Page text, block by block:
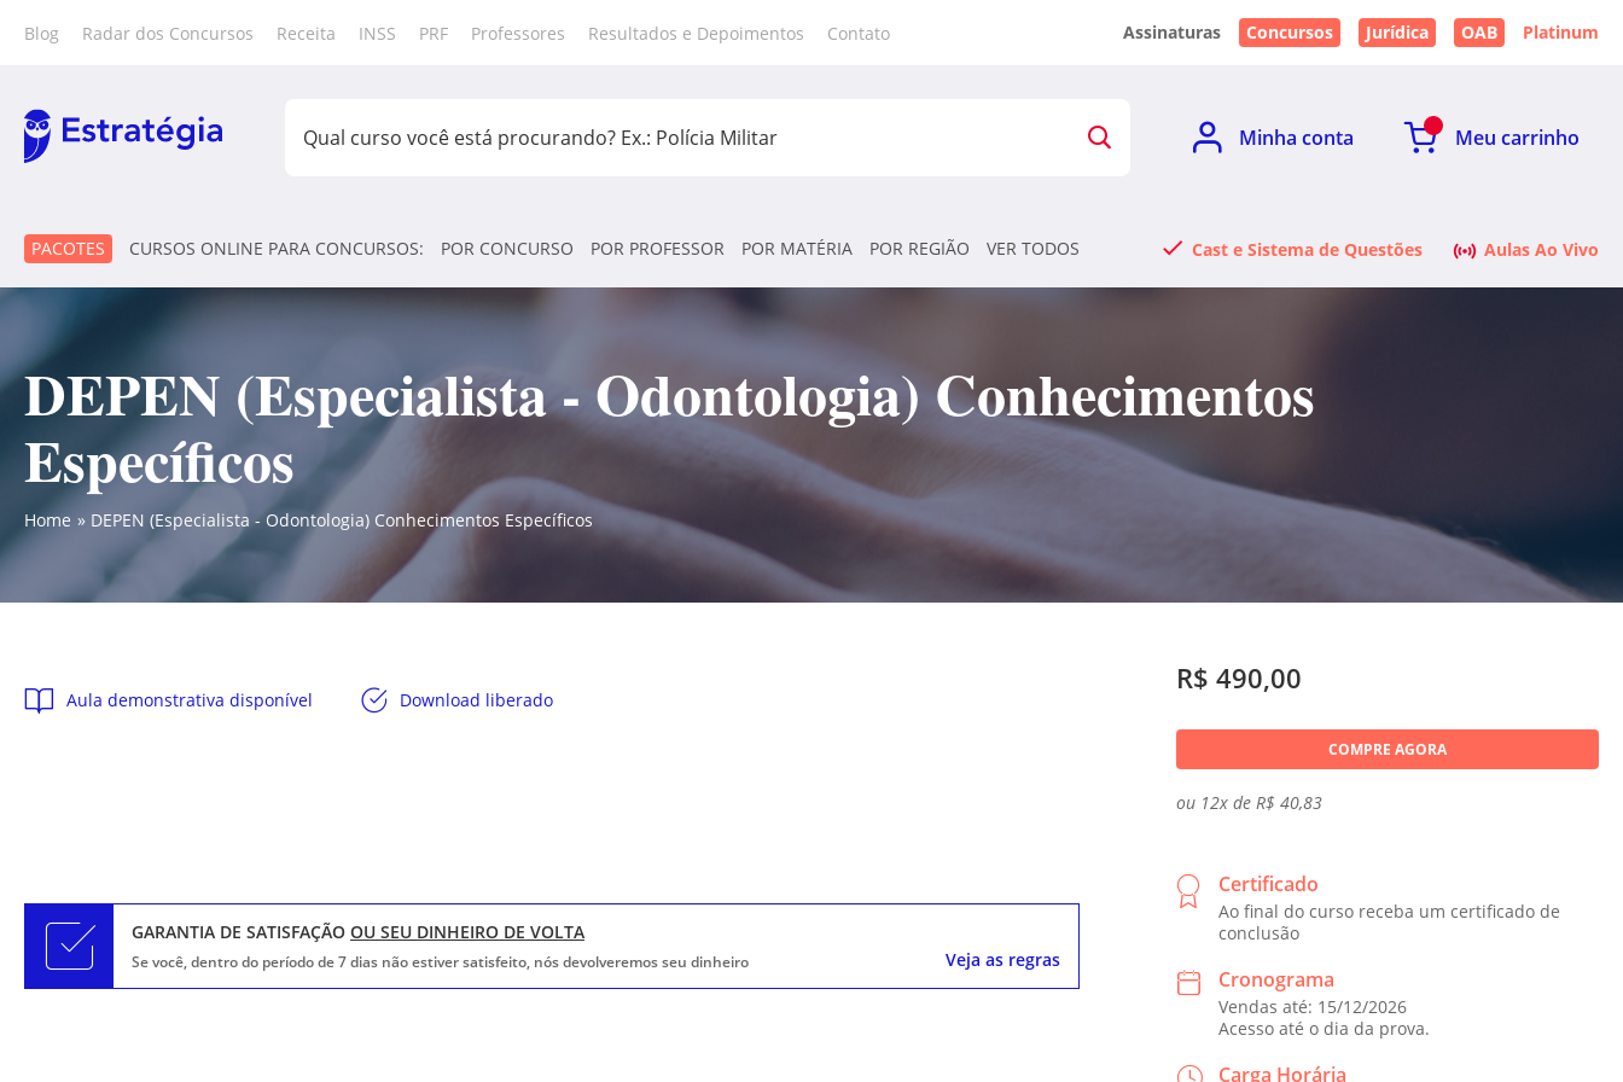
Blog Radar dos Concursos Receita INSS PRF Professores Resultados e Depoimentos Contato Assinaturas Concursos Jurídica OAB Platinum
Minha conta Meu carrinho
PACOTES CURSOS ONLINE PARA CONCURSOS: POR CONCURSO POR PROFESSOR POR MATÉRIA POR REGIÃO VER TODOS Cast e Sistema de Questões Aulas Ao Vivo
DEPEN (Especialista - Odontologia) Conhecimentos
Específicos
Home DEPEN (Especialista - Odontologia) Conhecimentos Específicos
Aula demonstrativa disponível Download liberado
GARANTIA DE SATISFAÇÃOOU SEU DINHEIRO DE VOLTA
Se você, dentro do período de 7 dias não estiver satisfeito, nós devolveremos seu dinheiro Veja as regras
R$ 490,00
COMPRE AGORA
ou 12x de R$ 40,83
Certificado
Ao final do curso receba um certificado de
conclusão
Cronograma
Vendas até: 15/12/2026
Acesso até o dia da prova.
Carga Horária